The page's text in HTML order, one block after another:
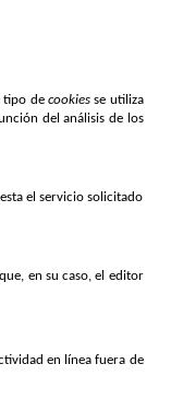
tipo de cookies se utiliza
del análisis de los
el servicio solicitado
en su caso, el editor
en línea fuera de